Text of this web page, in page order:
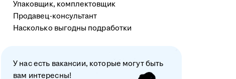
Упаковщик, комплектовщик
Продавец-консультант
Насколько выгодны подработки
У нас есть вакансии, которые могут быть
вам интересны!